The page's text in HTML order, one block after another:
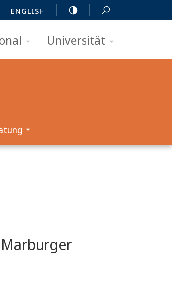
ENGLISH
Universität